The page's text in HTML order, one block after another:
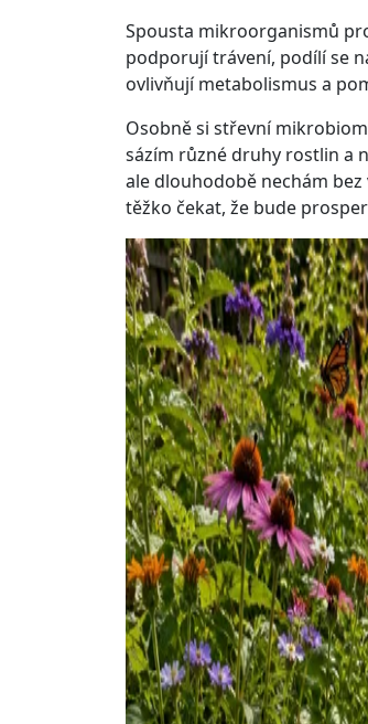
Spousta mikroorganismů
podporují trávení, podílí se
ovlivňují metabolismus a
Osobně si střevní
sázím různé druhy rostlin a
ale dlouhodobě nechám bez
těžko čekat, že bude